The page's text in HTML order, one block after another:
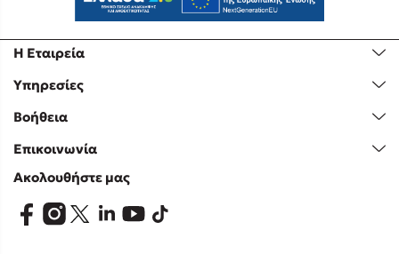
Η Εταιρεία
Υπηρεσίες
Βοήθεια
Επικοινωνία
Ακολουθήστε μας